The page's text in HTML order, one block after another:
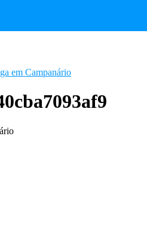
em Campanário